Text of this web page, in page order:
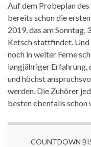
Auf dem Probeplan
bereits schon die
2019, das am Sonntag,
Ketsch stattfindet.
noch in weiter Ferne
langjähriger Erfahrung,
und höchst
werden. Die Zuhörer
besten ebenfalls schon
COUNTDOWN